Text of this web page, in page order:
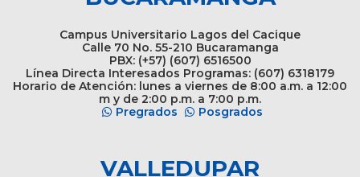
Campus Universitario Lagos del Cacique
Calle 70 No. 55-210 Bucaramanga
PBX: (+57) (607) 6516500
Línea Directa Interesados Programas: (607) 6318179
Horario de Atención: lunes a viernes de 8:00 a.m. a 12:00
m y de 2:00 p.m. a 7:00 p.m.
Pregrados
Posgrados
VALLEDUPAR